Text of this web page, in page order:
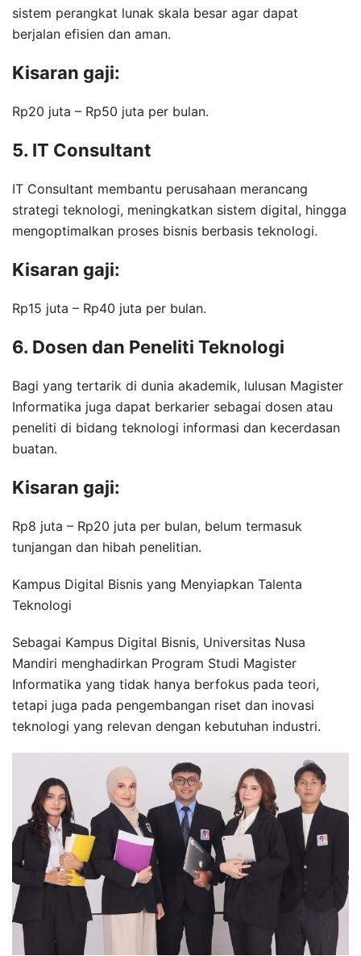
sistem perangkat lunak skala besar agar dapat
berjalan efisien dan aman.
Kisaran gaji:
Rp20 juta – Rp50 juta per bulan.
5. IT Consultant
IT Consultant membantu perusahaan merancang
strategi teknologi, meningkatkan sistem digital, hingga
mengoptimalkan proses bisnis berbasis teknologi.
Kisaran gaji:
Rp15 juta – Rp40 juta per bulan.
6. Dosen dan Peneliti Teknologi
Bagi yang tertarik di dunia akademik, lulusan Magister
Informatika juga dapat berkarier sebagai dosen atau
peneliti di bidang teknologi informasi dan kecerdasan
buatan.
Kisaran gaji:
Rp8 juta – Rp20 juta per bulan, belum termasuk
tunjangan dan hibah penelitian.
Kampus Digital Bisnis yang Menyiapkan Talenta
Teknologi
Sebagai Kampus Digital Bisnis, Universitas Nusa
Mandiri menghadirkan Program Studi Magister
Informatika yang tidak hanya berfokus pada teori,
tetapi juga pada pengembangan riset dan inovasi
teknologi yang relevan dengan kebutuhan industri.